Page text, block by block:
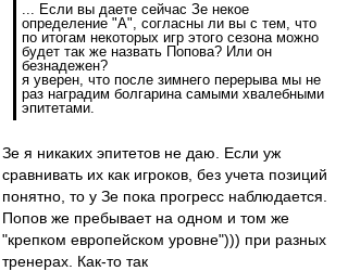
... Если вы даете сейчас Зе некое
определение "А", согласны ли вы с тем, что
по итогам некоторых игр этого сезона можно
будет так же назвать Попова? Или он
безнадежен?
я уверен, что после зимнего перерыва мы не
раз наградим болгарина самыми хвалебными
эпитетами.
Зе я никаких эпитетов не даю. Если уж
сравнивать их как игроков, без учета позиций
понятно, то у Зе пока прогресс наблюдается.
Попов же пребывает на одном и том же
"крепком европейском уровне"))) при разных
тренерах. Как-то так